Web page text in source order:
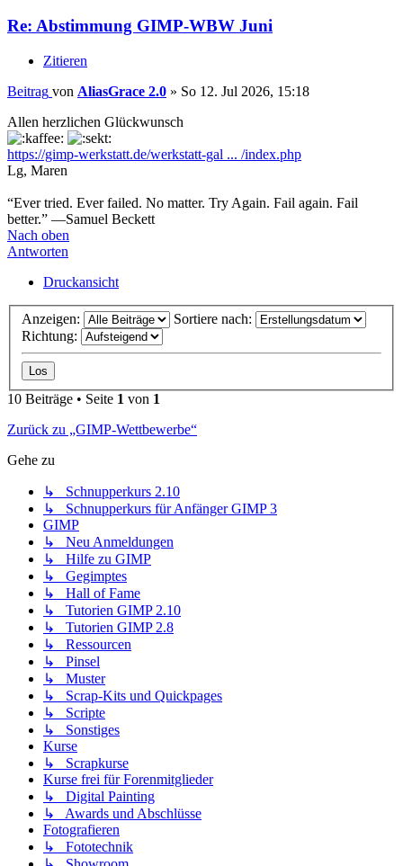
Re: Abstimmung GIMP-WBW Juni
Zitieren
Beitrag von AliasGrace 2.0 » So 12. Jul 2026, 15:18
Allen herzlichen Glückwunsch
https://gimp-werkstatt.de/werkstatt-gal ... /index.php
Lg, Maren
“Ever tried. Ever failed. No matter. Try Again. Fail again. Fail
better.” —Samuel Beckett
Nach oben
Antworten
Druckansicht
Anzeigen:
Sortiere nach:
Richtung:
10 Beiträge • Seite 1 von 1
Zurück zu „GIMP-Wettbewerbe“
Gehe zu
↳ Schnupperkurs 2.10
↳ Schnupperkurs für Anfänger GIMP 3
GIMP
↳ Neu Anmeldungen
↳ Hilfe zu GIMP
↳ Gegimptes
↳ Hall of Fame
↳ Tutorien GIMP 2.10
↳ Tutorien GIMP 2.8
↳ Ressourcen
↳ Pinsel
↳ Muster
↳ Scrap-Kits und Quickpages
↳ Scripte
↳ Sonstiges
Kurse
↳ Scrapkurse
Kurse frei für Forenmitglieder
↳ Digital Painting
↳ Awards und Abschlüsse
Fotografieren
↳ Fototechnik